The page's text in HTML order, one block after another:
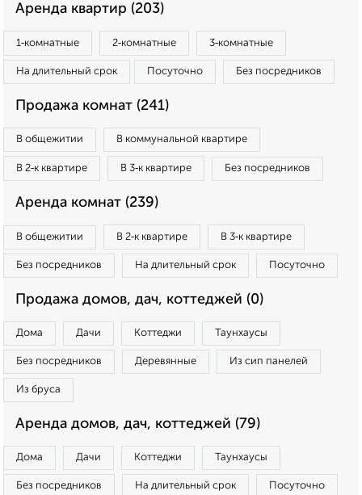
Аренда квартир (203)
1‑комнатные 2‑комнатные 3‑комнатные
На длительный срок Посуточно Без посредников
Продажа комнат (241)
В общежитии В коммунальной квартире
В 2‑к квартире В 3‑к квартире Без посредников
Аренда комнат (239)
В общежитии В 2‑к квартире В 3‑к квартире
Без посредников На длительный срок Посуточно
Продажа домов, дач, коттеджей (0)
Дома Дачи Коттеджи Таунхаусы
Без посредников Деревянные Из сип панелей
Из бруса
Аренда домов, дач, коттеджей (79)
Дома Дачи Коттеджи Таунхаусы
Без посредников На длительный срок Посуточно